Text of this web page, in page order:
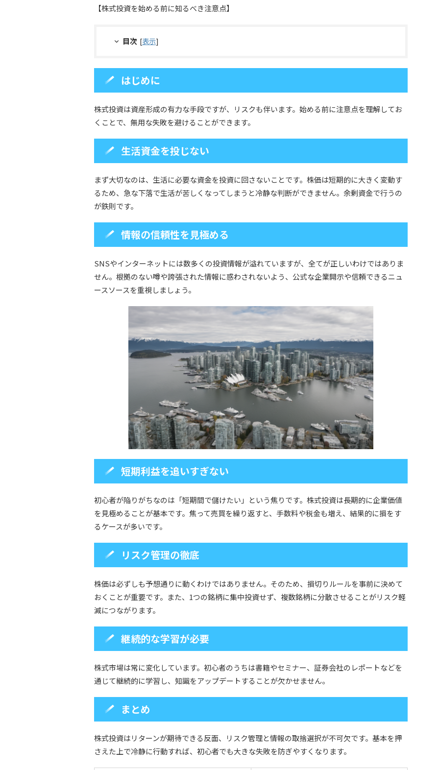
【株式投資を始める前に知るべき注意点】
目次 [表示]
はじめに
株式投資は資産形成の有力な手段ですが、リスクも伴います。始める前に注意点を理解してお
くことで、無用な失敗を避けることができます。
生活資金を投じない
まず大切なのは、生活に必要な資金を投資に回さないことです。株価は短期的に大きく変動す
るため、急な下落で生活が苦しくなってしまうと冷静な判断ができません。余剰資金で行うの
が鉄則です。
情報の信頼性を見極める
SNSやインターネットには数多くの投資情報が溢れていますが、全てが正しいわけではありま
せん。根拠のない噂や誇張された情報に惑わされないよう、公式な企業開示や信頼できるニュ
ースソースを重視しましょう。
短期利益を追いすぎない
初心者が陥りがちなのは「短期間で儲けたい」という焦りです。株式投資は長期的に企業価値
を見極めることが基本です。焦って売買を繰り返すと、手数料や税金も増え、結果的に損をす
るケースが多いです。
リスク管理の徹底
株価は必ずしも予想通りに動くわけではありません。そのため、損切りルールを事前に決めて
おくことが重要です。また、1つの銘柄に集中投資せず、複数銘柄に分散させることがリスク軽
減につながります。
継続的な学習が必要
株式市場は常に変化しています。初心者のうちは書籍やセミナー、証券会社のレポートなどを
通じて継続的に学習し、知識をアップデートすることが欠かせません。
まとめ
株式投資はリターンが期待できる反面、リスク管理と情報の取捨選択が不可欠です。基本を押
さえた上で冷静に行動すれば、初心者でも大きな失敗を防ぎやすくなります。